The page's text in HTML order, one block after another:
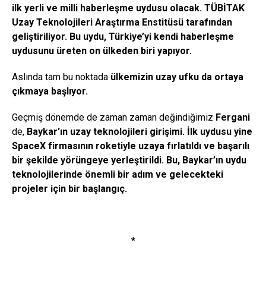
ilk yerli ve milli haberleşme uydusu olacak. TÜBİTAK
Uzay Teknolojileri Araştırma Enstitüsü tarafından
geliştiriliyor. Bu uydu, Türkiye’yi kendi haberleşme
uydusunu üreten on ülkeden biri yapıyor.
Aslında tam bu noktada ülkemizin uzay ufku da ortaya
çıkmaya başlıyor.
Geçmiş dönemde de zaman zaman değindiğimiz Fergani
de, Baykar’ın uzay teknolojileri girişimi. İlk uydusu yine
SpaceX firmasının roketiyle uzaya fırlatıldı ve başarılı
bir şekilde yörüngeye yerleştirildi. Bu, Baykar’ın uydu
teknolojilerinde önemli bir adım ve gelecekteki
projeler için bir başlangıç.
*